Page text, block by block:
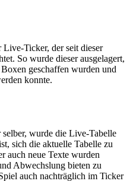
Ticker, der seit dieser
So wurde dieser ausgelagert,
geschaffen wurden und
konnte.
wurde die Live-Tabelle
sich die aktuelle Tabelle zu
auch neue Texte wurden
Abwechslung bieten zu
auch nachträglich im Ticker